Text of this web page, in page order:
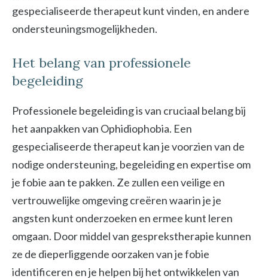
gespecialiseerde therapeut kunt vinden, en andere
ondersteuningsmogelijkheden.
Het belang van professionele
begeleiding
Professionele begeleiding is van cruciaal belang bij
het aanpakken van Ophidiophobia. Een
gespecialiseerde therapeut kan je voorzien van de
nodige ondersteuning, begeleiding en expertise om
je fobie aan te pakken. Ze zullen een veilige en
vertrouwelijke omgeving creëren waarin je je
angsten kunt onderzoeken en ermee kunt leren
omgaan. Door middel van gesprekstherapie kunnen
ze de dieperliggende oorzaken van je fobie
identificeren en je helpen bij het ontwikkelen van